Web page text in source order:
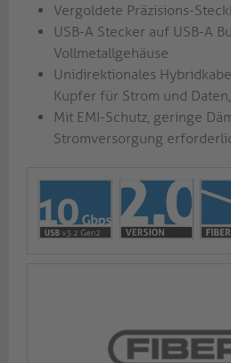
Vergoldete Präzisions-
USB-A Stecker auf USB-A
Vollmetallgehäuse
Unidirektionales
Kupfer für Strom und
Mit EMI-Schutz, geringe
Stromversorgung